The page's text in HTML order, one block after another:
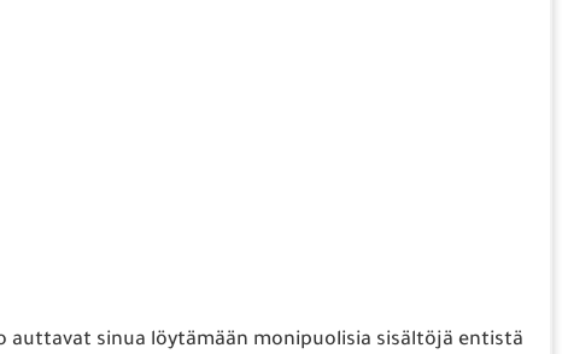
sinua löytämään monipuolisia sisältöjä entistä